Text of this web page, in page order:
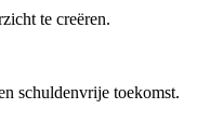
te creëren.
schuldenvrije toekomst.